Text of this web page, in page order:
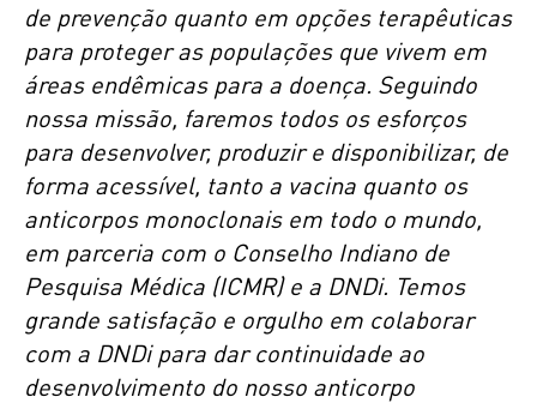
de prevenção quanto em opções terapêuticas
para proteger as populações que vivem em
áreas endêmicas para a doença. Seguindo
nossa missão, faremos todos os esforços
para desenvolver, produzir e disponibilizar, de
forma acessível, tanto a vacina quanto os
anticorpos monoclonais em todo o mundo,
em parceria com o Conselho Indiano de
Pesquisa Médica (ICMR) e a DNDi. Temos
grande satisfação e orgulho em colaborar
com a DNDi para dar continuidade ao
desenvolvimento do nosso anticorpo